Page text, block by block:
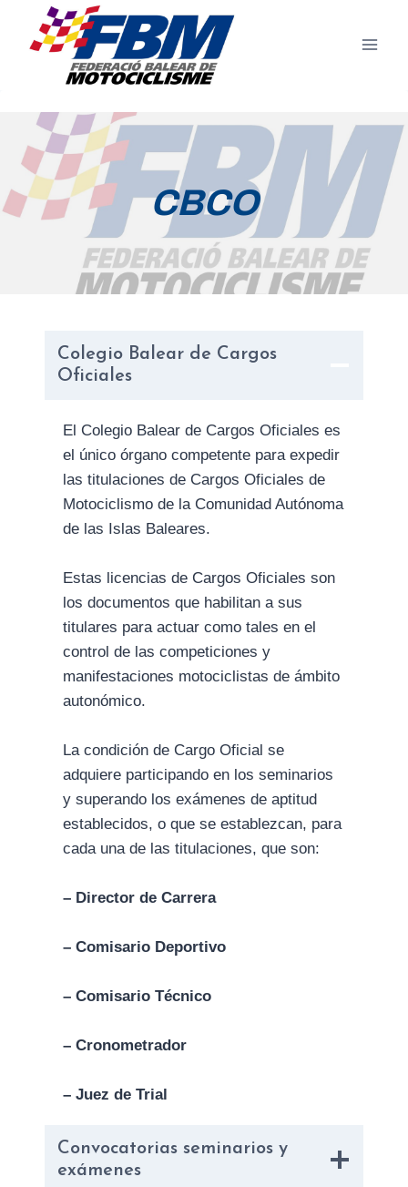
CBCO
Colegio Balear de Cargos
Oficiales
El Colegio Balear de Cargos Oficiales es
el único órgano competente para expedir
las titulaciones de Cargos Oficiales de
Motociclismo de la Comunidad Autónoma
de las Islas Baleares.
Estas licencias de Cargos Oficiales son
los documentos que habilitan a sus
titulares para actuar como tales en el
control de las competiciones y
manifestaciones motociclistas de ámbito
autonómico.
La condición de Cargo Oficial se
adquiere participando en los seminarios
y superando los exámenes de aptitud
establecidos, o que se establezcan, para
cada una de las titulaciones, que son:
– Director de Carrera
– Comisario Deportivo
– Comisario Técnico
– Cronometrador
– Juez de Trial
Convocatorias seminarios y
exámenes